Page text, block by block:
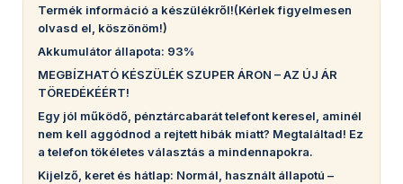
Termék információ a készülékről!(Kérlek figyelmesen
olvasd el, köszönöm!)
Akkumulátor állapota: 93%
MEGBÍZHATÓ KÉSZÜLÉK SZUPER ÁRON – AZ ÚJ ÁR
TÖREDÉKÉÉRT!
Egy jól működő, pénztárcabarát telefont keresel, aminél
nem kell aggódnod a rejtett hibák miatt? Megtaláltad! Ez
a telefon tökéletes választás a mindennapokra.
Kijelző, keret és hátlap: Normál, használt állapotú –